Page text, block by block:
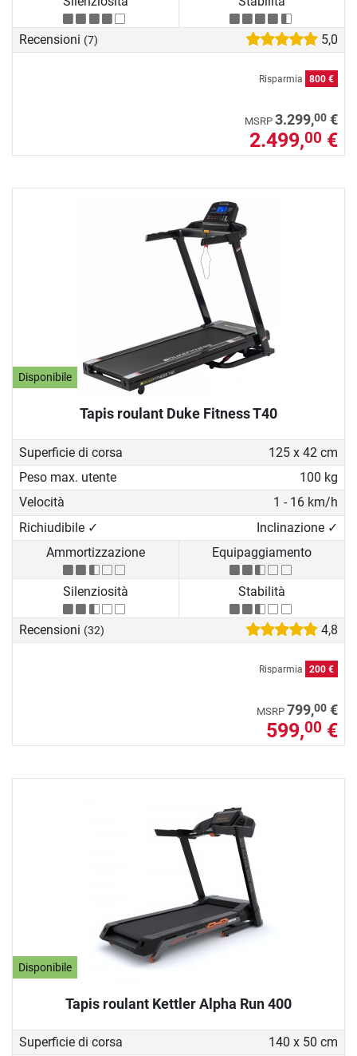
Recensioni (7) 5,0
Risparmia 800 €
MSRP 3.299,00 €
2.499,00 €
Disponibile
Tapis roulant Duke Fitness T40
Superficie di corsa
125 x 42 cm
Peso max. utente
100 kg
Velocità
1 - 16 km/h
Richiudibile ✓
Inclinazione ✓
Ammortizzazione
Equipaggiamento
Silenziosità Stabilità
Recensioni (32) 4,8
Risparmia 200 €
MSRP 799,00 €
599,00 €
Disponibile
Tapis roulant Kettler Alpha Run 400
Superficie di corsa
140 x 50 cm